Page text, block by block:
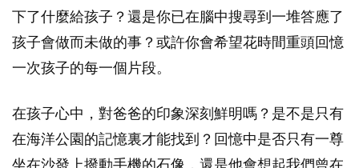
下了什麼給孩子？還是你已在腦中搜尋到一堆答應了
孩子會做而未做的事？或許你會希望花時間重頭回憶
一次孩子的每一個片段。
在孩子心中，對爸爸的印象深刻鮮明嗎？是不是只有
在海洋公園的記憶裏才能找到？回憶中是否只有一尊
坐在沙發上撥動手機的石像，還是他會想起我們曾在